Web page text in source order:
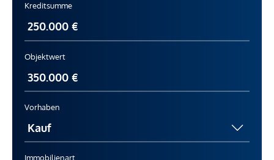
Kreditsumme
Objektwert
Vorhaben
Immobilienart